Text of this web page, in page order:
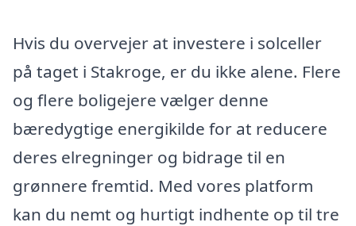
Hvis du overvejer at investere i solceller
på taget i Stakroge, er du ikke alene. Flere
og flere boligejere vælger denne
bæredygtige energikilde for at reducere
deres elregninger og bidrage til en
grønnere fremtid. Med vores platform
kan du nemt og hurtigt indhente op til tre